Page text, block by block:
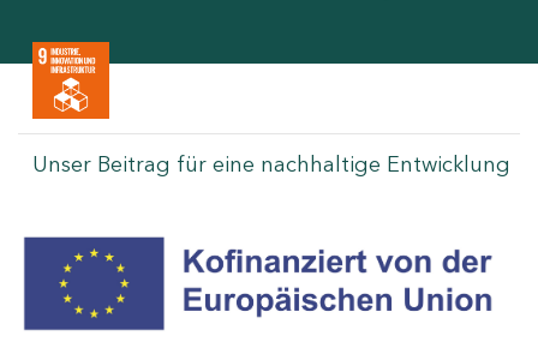
Unser Beitrag für eine nachhaltige Entwicklung